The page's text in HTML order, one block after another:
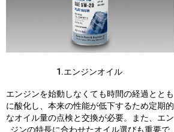
1.エンジンオイル
エンジンを始動しなくても時間の経過ととも
に酸化し、本来の性能が低下するため定期的
なオイル量の点検と交換が必要。また、エン
ジンの特長に合わせたオイル選びも重要で